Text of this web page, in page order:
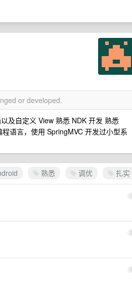
or developed.
及自定义 View 熟悉 NDK 开发 熟悉
语言，使用 SpringMVC 开发过小型系
熟悉 调优 扎实
1
2
3